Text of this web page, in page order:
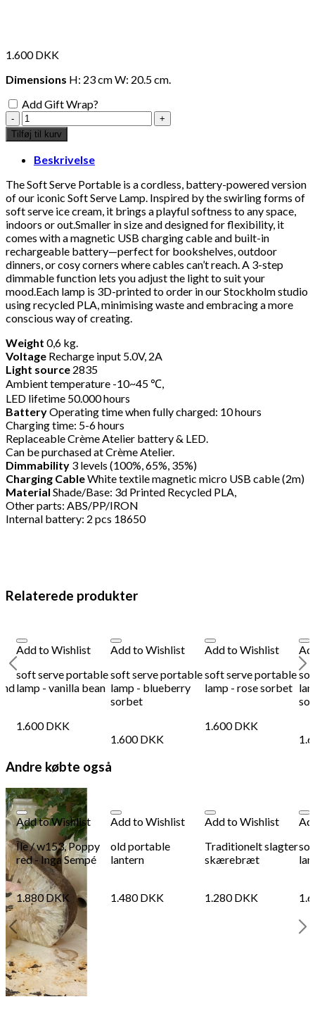
1.600DKK
Dimensions H: 23 cm W: 20.5 cm.
Add Gift Wrap?
soft
serve
portable
lamp
cherry
antal
Tilføj til kurv
Beskrivelse
The Soft Serve Portable is a cordless, battery-powered version
of our iconic Soft Serve Lamp. Inspired by the swirling forms of
soft serve ice cream, it brings a playful softness to any space,
indoors or out.Smaller in size and designed for flexibility, it
comes with a magnetic USB charging cable and built-in
rechargeable battery—perfect for bookshelves, outdoor
dinners, or cosy corners where cables can’t reach. A 3-step
dimmable function lets you adjust the light to suit your
mood.Each lamp is 3D-printed to order in our Stockholm studio
using recycled PLA, minimising waste and embracing a more
conscious way of creating.
Weight 0,6 kg.
Voltage Recharge input 5.0V, 2A
Light source 2835
Ambient temperature -10~45 ℃,
LED lifetime 50.000 hours
BatteryOperating time when fully charged: 10 hours
Charging time: 5-6 hours
Replaceable Crème Atelier battery & LED.
Can be purchased at Crème Atelier.
Dimmability 3 levels (100%, 65%, 35%)
Charging CableWhite textile magnetic micro USB cable (2m)
Material Shade/Base: 3d Printed Recycled PLA,
Other parts: ABS/PP/IRON
Internal battery: 2 pcs 18650
Relaterede produkter
Add to Wishlist
soft serve portable
lamp - vanilla bean
1.600DKK
Add to Wishlist
soft serve portable
lamp - blueberry
sorbet
1.600DKK
Add to Wishlist
soft serve portable
lamp - rose sorbet
1.600DKK
Andre købte også
Add to Wishlist
Île / w153, Poppy
red - Inga Sempé
1.880DKK
Add to Wishlist
old portable
lantern
1.480DKK
Add to Wishlist
Traditionelt slagter
skærebræt
1.280DKK